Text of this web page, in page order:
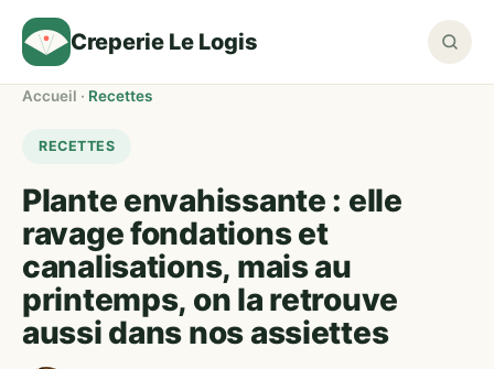
Creperie Le Logis
Accueil · Recettes
RECETTES
Plante envahissante : elle
ravage fondations et
canalisations, mais au
printemps, on la retrouve
aussi dans nos assiettes